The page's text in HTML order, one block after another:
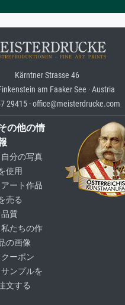
Kärntner Strasse 46
am Faaker See · Austria
29415 · office@meisterdrucke.com
の他の情
自分の写真
使用
アート作品
売る
品質
私たちの作
の画像
クーポン
サンプルを
文する